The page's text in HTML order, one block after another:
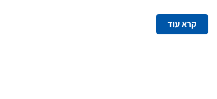
קרא עוד